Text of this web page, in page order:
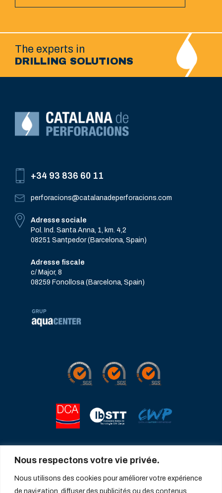
Nous respectons votre vie privée.
Nous utilisons des cookies pour améliorer votre expérience
de navigation, diffuser des publicités ou des contenus
The experts in
DRILLING SOLUTIONS
+34 93 836 60 11
perforacions@catalanadeperforacions.com
Adresse sociale
Pol. Ind. Santa Anna, 1, km. 4,2
08251 Santpedor (Barcelona, Spain)
Adresse fiscale
c/ Major, 8
08259 Fonollosa (Barcelona, Spain)